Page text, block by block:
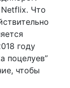
Netflix. Что
году
поцелуев”
чтобы